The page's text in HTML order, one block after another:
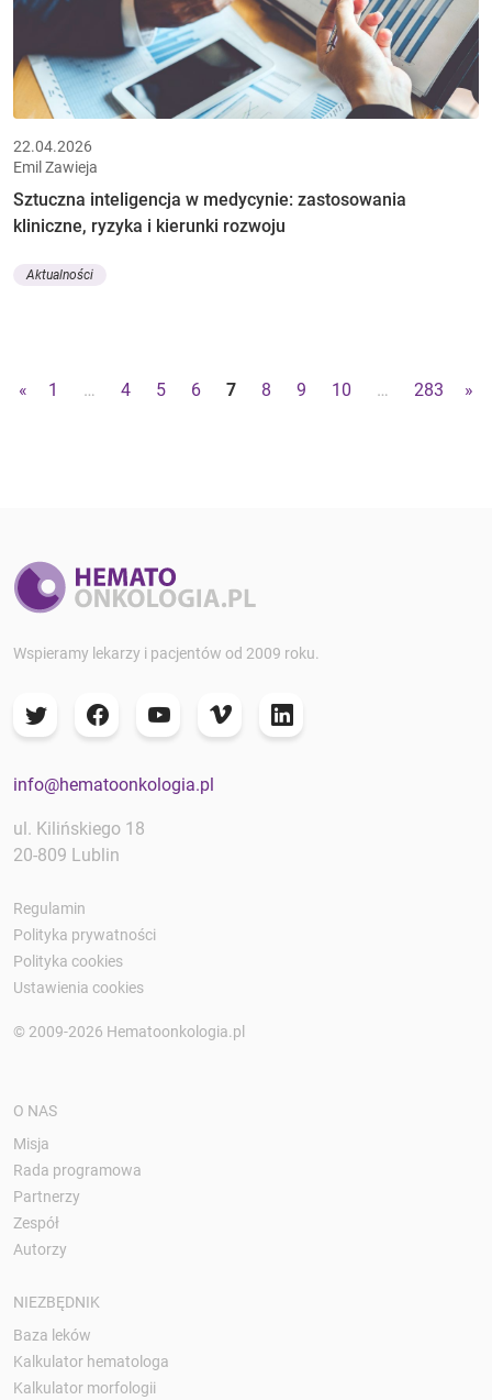
22.04.2026
Emil Zawieja
Sztuczna inteligencja w medycynie: zastosowania
kliniczne, ryzyka i kierunki rozwoju
Aktualności
« 1 … 4 5 6 7 8 9 10 … 283 »
Wspieramy lekarzy i pacjentów od 2009 roku.
info@hematoonkologia.pl
ul. Kilińskiego 18
20-809 Lublin
Regulamin
Polityka prywatności
Polityka cookies
Ustawienia cookies
© 2009-2026 Hematoonkologia.pl
O NAS
Misja
Rada programowa
Partnerzy
Zespół
Autorzy
NIEZBĘDNIK
Baza leków
Kalkulator hematologa
Kalkulator morfologii